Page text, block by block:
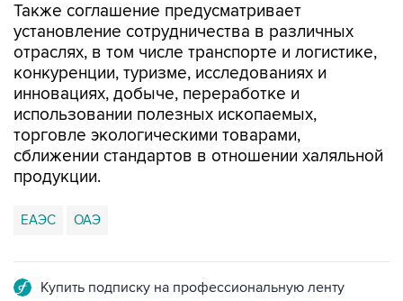
Также соглашение предусматривает
установление сотрудничества в различных
отраслях, в том числе транспорте и логистике,
конкуренции, туризме, исследованиях и
инновациях, добыче, переработке и
использовании полезных ископаемых,
торговле экологическими товарами,
сближении стандартов в отношении халяльной
продукции.
ЕАЭС ОАЭ
Купить подписку на профессиональную ленту